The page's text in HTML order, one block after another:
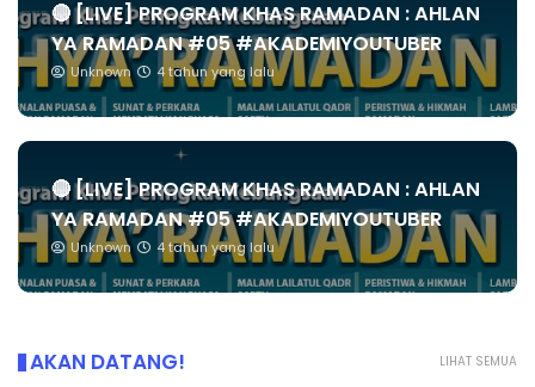
🔴 [LIVE] PROGRAM KHAS RAMADAN : AHLAN
YA RAMADAN #05 #AKADEMIYOUTUBER
Unknown 4 tahun yang lalu
🔴 [LIVE] PROGRAM KHAS RAMADAN : AHLAN
YA RAMADAN #05 #AKADEMIYOUTUBER
Unknown 4 tahun yang lalu
LIHAT SEMUA
AKAN DATANG!